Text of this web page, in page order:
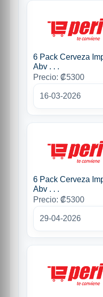
6 Pack Cerveza
Abv . . .
Precio: ₡5300
16-03-2026
6 Pack Cerveza
Abv . . .
Precio: ₡5300
29-04-2026